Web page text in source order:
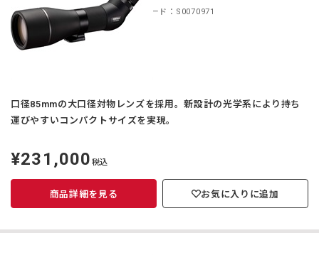
商品コード：S0070971
口径85mmの大口径対物レンズを採用。新設計の光学系により持ち
運びやすいコンパクトサイズを実現。
定
価
¥231,000 税込
商品詳細を見る お気に入りに追加